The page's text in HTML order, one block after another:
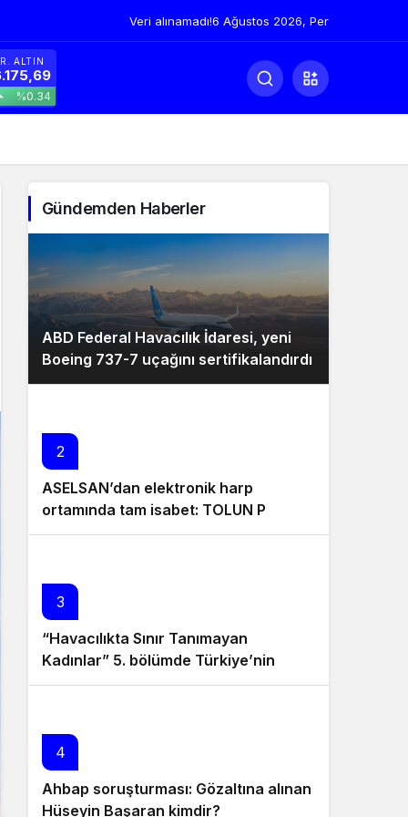
Veri alınamadı!6 Ağustos 2026, Per
ALTIN
%0.34
Gündemden Haberler
ABD Federal Havacılık İdaresi, yeni
Boeing 737-7 uçağını sertifikalandırdı
2
ASELSAN’dan elektronik harp
ortamında tam isabet: TOLUN P
hedefi başarıyla vurdu
3
“Havacılıkta Sınır Tanımayan
Kadınlar” 5. bölümde Türkiye’nin
sesten hızlı uçuş yapan ilk kadın
4
Ahbap soruşturması: Gözaltına alınan
Hüseyin Başaran kimdir?